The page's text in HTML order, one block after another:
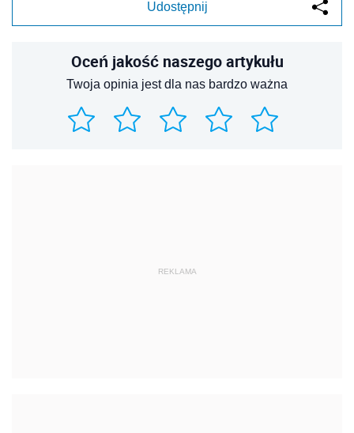
Udostępnij
Oceń jakość naszego artykułu
Twoja opinia jest dla nas bardzo ważna
REKLAMA